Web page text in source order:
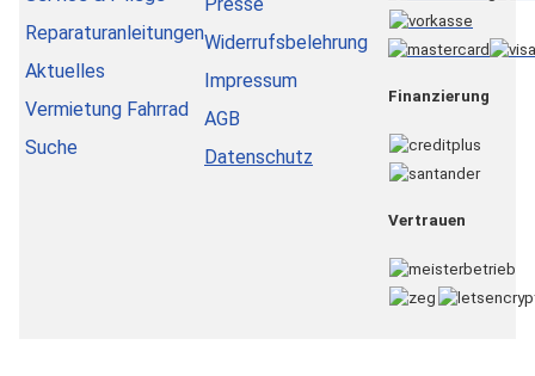
Reparaturanleitungen
Aktuelles
Vermietung Fahrrad
Suche
Presse
Widerrufsbelehrung
Impressum
AGB
Datenschutz
Finanzierung
Vertrauen